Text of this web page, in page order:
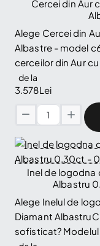
Platina
cu
Diamant
Certificat
GIA
0.40ct
-
model
i114
Cercei din Aur
Alege Cercei din
Albastre - model
cerceilor din Aur
de la
3.578Lei
Cercei
Aur
cu
Diamante
Diamante
Albastre
-
model
Inel de logodna
Albastru
Alege Inelul de
Diamant
sofisticat?